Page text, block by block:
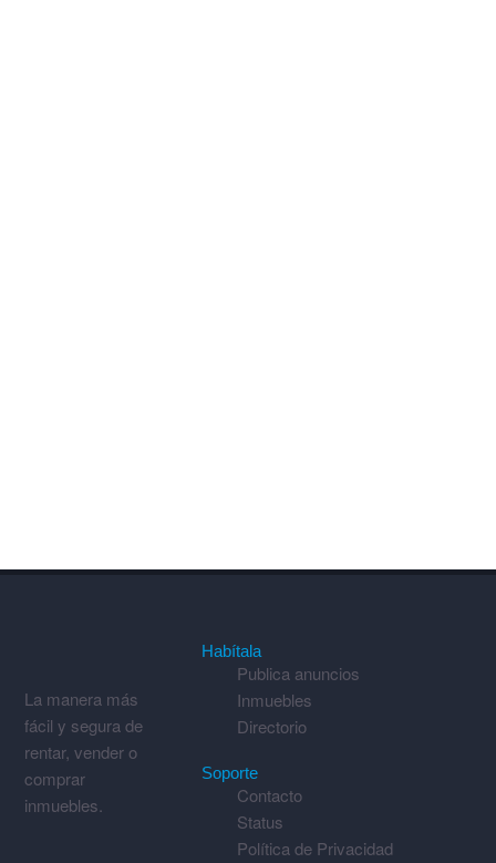
La manera más
fácil y segura de
rentar, vender o
comprar
inmuebles.
Habítala
Publica anuncios
Inmuebles
Directorio
Soporte
Contacto
Status
Política de Privacidad